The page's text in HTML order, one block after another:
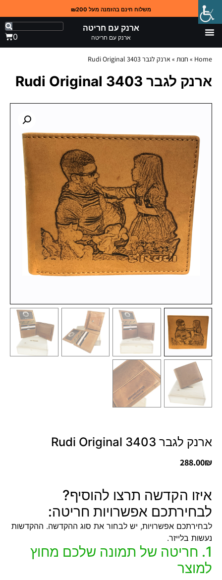
משלוח חינם בהזמנה מעל ₪200
ארנק עם חריטה
ארנק עם חריטה 0
Home
» חנות » ארנק לגבר 3403 Rudi Original
ארנק לגבר 3403 Rudi Original
ארנק לגבר 3403 Rudi Original
288.00₪
איזו הקדשה תרצו להוסיף?
לבחירתכם אפשרויות חריטה:
לבחירתכם אפשרויות, יש לבחור את סוג ההקדשה. ההקדשות
נעשות בלייזר.
1. חריטה של תמונה שלכם מחוץ
למוצר